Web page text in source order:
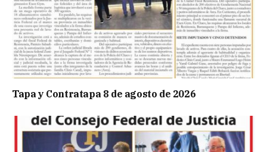
Tapa y Contratapa 8 de agosto de 2026